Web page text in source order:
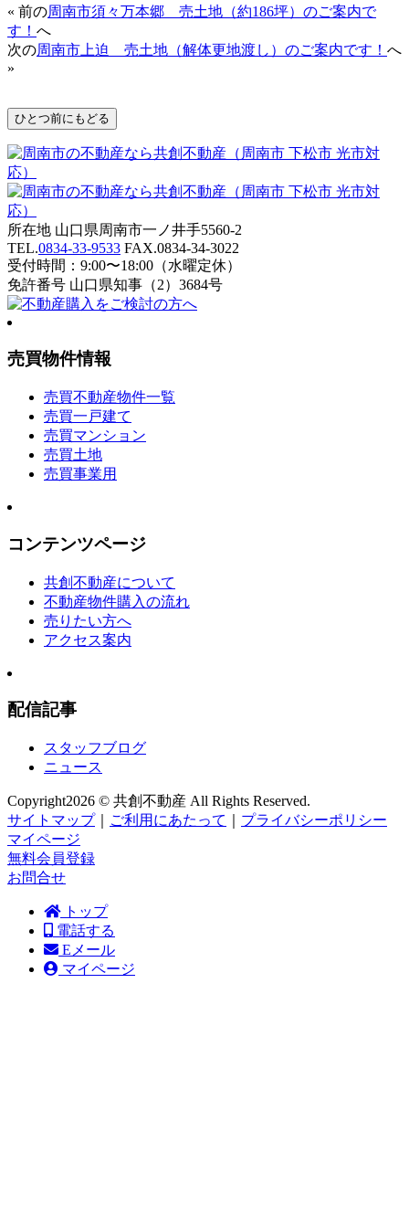
« 前の周南市須々万本郷 売土地（約186坪）のご案内で
す！ へ
次の周南市上迫 売土地（解体更地渡し）のご案内です！ へ
»
所在地 山口県周南市一ノ井手5560-2
TEL.0834-33-9533 FAX.0834-34-3022
受付時間：9:00〜18:00（水曜定休）
免許番号 山口県知事（2）3684号
売買物件情報
売買不動産物件一覧
売買一戸建て
売買マンション
売買土地
売買事業用
コンテンツページ
共創不動産について
不動産物件購入の流れ
売りたい方へ
アクセス案内
配信記事
スタッフブログ
ニュース
Copyright2026 © 共創不動産 All Rights Reserved.
サイトマップ｜ ご利用にあたって
プライバシーポリシー
マイページ
無料会員登録
お問合せ
トップ
電話する
Eメール
マイページ